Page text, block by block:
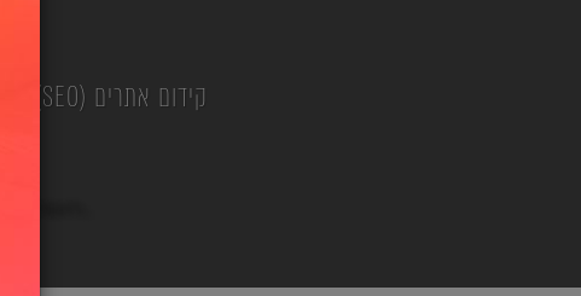
קידום אתרים (SEO) וקידום במנועי בינה מלאכותית (GEO/AIO) ברמה הכי גבוהה בישראל, מאז 2005!